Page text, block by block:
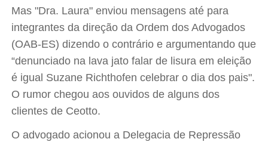
Mas "Dra. Laura" enviou mensagens até para
integrantes da direção da Ordem dos Advogados
(OAB-ES) dizendo o contrário e argumentando que
“denunciado na lava jato falar de lisura em eleição
é igual Suzane Richthofen celebrar o dia dos pais".
O rumor chegou aos ouvidos de alguns dos
clientes de Ceotto.
O advogado acionou a Delegacia de Repressão